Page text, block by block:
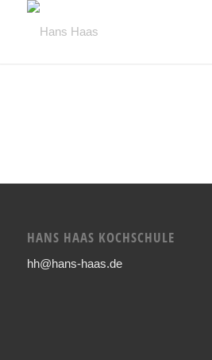
HANS HAAS KOCHSCHULE
hh@hans-haas.de